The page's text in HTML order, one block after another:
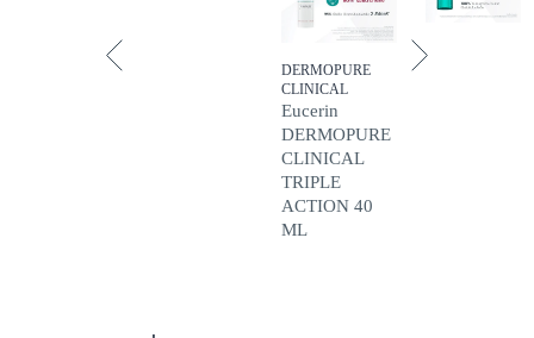
DERMOPURE
CLINICAL
Eucerin
DERMOPURE
CLINICAL
TRIPLE
ACTION 40
ML